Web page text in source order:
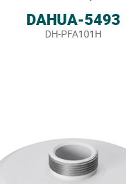
DAHUA-5493
DH-PFA101H